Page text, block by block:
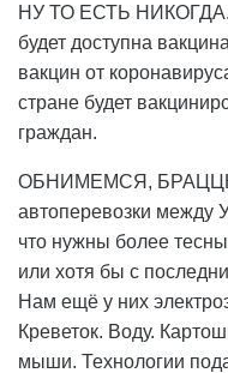
НУ ТО ЕСТЬ НИКОГДА.
будет доступна
вакцин от
стране будет
граждан.
ОБНИМЕМСЯ, БРАЦЦЫ!
автоперевозки между
что нужны более
или хотя бы с
Нам ещё у них
Креветок. Воду.
мыши. Технологии